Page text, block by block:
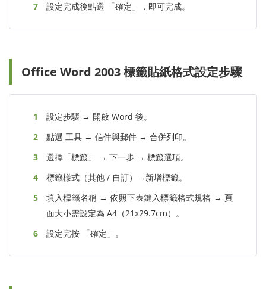
設定完成後點選 「確定」，即可完成。
Office Word 2003 標籤貼紙格式設定步驟
設定步驟 → 開啟 Word 後。
點選 工具 → 信件與郵件 → 合併列印。
選擇「標籤」 → 下一步 → 標籤選項。
標籤樣式（其他 / 自訂）→新增標籤。
填入標籤名稱 → 依照下表鍵入標籤格式規格 → 頁
面大小需設定為 A4（21x29.7cm）。
設定完按 「確定」。